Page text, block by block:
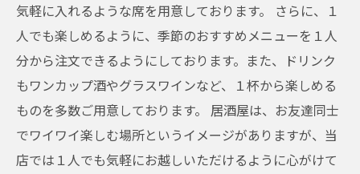
気軽に入れるような席を用意しております。 さらに、１
人でも楽しめるように、季節のおすすめメニューを１人
分から注文できるようにしております。また、ドリンク
もワンカップ酒やグラスワインなど、１杯から楽しめる
ものを多数ご用意しております。 居酒屋は、お友達同士
でワイワイ楽しむ場所というイメージがありますが、当
店では１人でも気軽にお越しいただけるように心がけて